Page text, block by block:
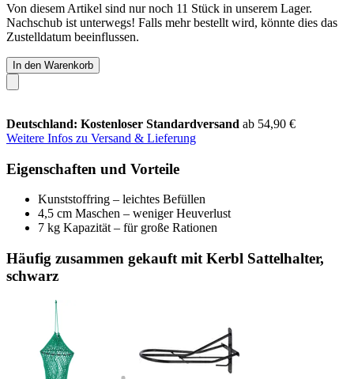
Von diesem Artikel sind nur noch 11 Stück in unserem Lager.
Nachschub ist unterwegs! Falls mehr bestellt wird, könnte dies das
Zustelldatum beeinflussen.
In den Warenkorb
Deutschland: Kostenloser Standardversand ab 54,90 €
Weitere Infos zu Versand & Lieferung
Eigenschaften und Vorteile
Kunststoffring – leichtes Befüllen
4,5 cm Maschen – weniger Heuverlust
7 kg Kapazität – für große Rationen
Häufig zusammen gekauft mit Kerbl Sattelhalter,
schwarz